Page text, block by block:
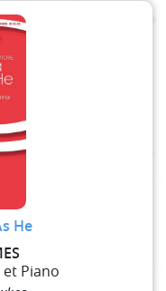
He
Piano